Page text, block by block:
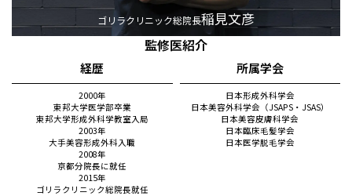
ゴリラクリニック総院長稲見文彦
監修医紹介
経歴
2000年
東邦大学医学部卒業
東邦大学形成外科学教室入局
2003年
大手美容形成外科入職
2008年
京都分院長に就任
2015年
ゴリラクリニック総院長就任
所属学会
日本形成外科学会
日本美容外科学会（JSAPS・JSAS）
日本美容皮膚科学会
日本臨床毛髪学会
日本医学脱毛学会